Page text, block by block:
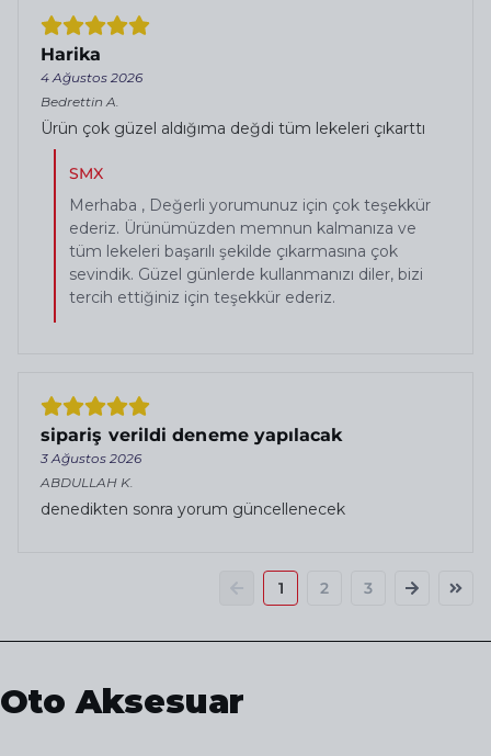
Harika
4 Ağustos 2026
BedrettinA.
Ürün çok güzel aldığıma değdi tüm lekeleri çıkarttı
SMX
Merhaba , Değerli yorumunuz için çok teşekkür
ederiz. Ürünümüzden memnun kalmanıza ve
tüm lekeleri başarılı şekilde çıkarmasına çok
sevindik. Güzel günlerde kullanmanızı diler, bizi
tercih ettiğiniz için teşekkür ederiz.
sipariş verildi deneme yapılacak
3 Ağustos 2026
ABDULLAH K.
denedikten sonra yorum güncellenecek
1 2 3
Oto Aksesuar